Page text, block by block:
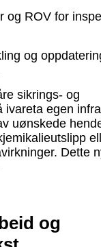
og ROV for
og
sikrings- og
ivareta egen
uønskede
Dette
og